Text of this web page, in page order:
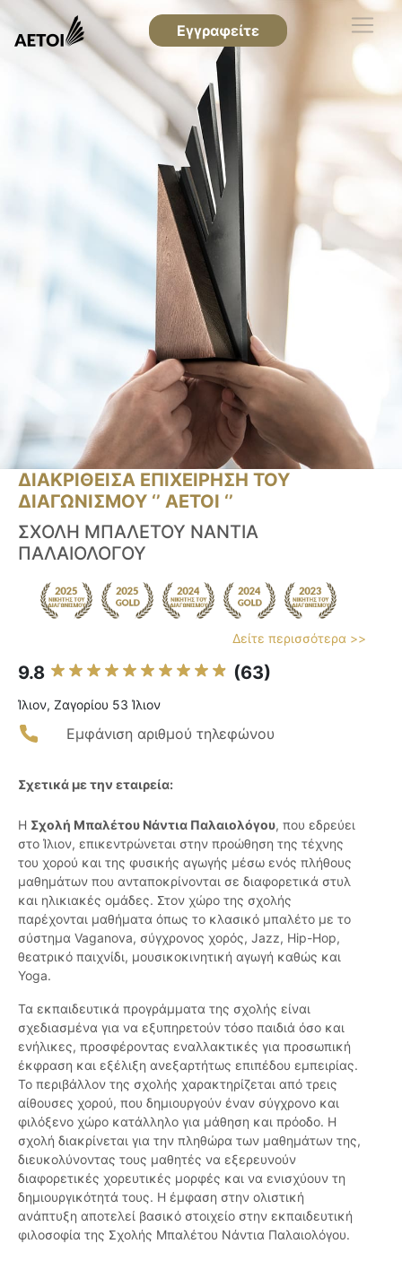
Εγγραφείτε
ΔΙΑΚΡΙΘΕΙΣΑ ΕΠΙΧΕΙΡΗΣΗ ΤΟΥ
ΔΙΑΓΩΝΙΣΜΟΥ ‘’ ΑΕΤΟΙ ‘’
ΣΧΟΛΗ ΜΠΑΛΕΤΟΥ ΝΑΝΤΙΑ
ΠΑΛΑΙΟΛΟΓΟΥ
Δείτε περισσότερα >>
9.8 (63)
Ίλιον, Ζαγορίου 53 Ίλιον
Εμφάνιση αριθμού τηλεφώνου
Σχετικά με την εταιρεία:
Η Σχολή Μπαλέτου Νάντια Παλαιολόγου, που εδρεύει
στο Ίλιον, επικεντρώνεται στην προώθηση της τέχνης
του χορού και της φυσικής αγωγής μέσω ενός πλήθους
μαθημάτων που ανταποκρίνονται σε διαφορετικά στυλ
και ηλικιακές ομάδες. Στον χώρο της σχολής
παρέχονται μαθήματα όπως το κλασικό μπαλέτο με το
σύστημα Vaganova, σύγχρονος χορός, Jazz, Hip-Hop,
θεατρικό παιχνίδι, μουσικοκινητική αγωγή καθώς και
Yoga.
Τα εκπαιδευτικά προγράμματα της σχολής είναι
σχεδιασμένα για να εξυπηρετούν τόσο παιδιά όσο και
ενήλικες, προσφέροντας εναλλακτικές για προσωπική
έκφραση και εξέλιξη ανεξαρτήτως επιπέδου εμπειρίας.
Το περιβάλλον της σχολής χαρακτηρίζεται από τρεις
αίθουσες χορού, που δημιουργούν έναν σύγχρονο και
φιλόξενο χώρο κατάλληλο για μάθηση και πρόοδο. Η
σχολή διακρίνεται για την πληθώρα των μαθημάτων της,
διευκολύνοντας τους μαθητές να εξερευνούν
διαφορετικές χορευτικές μορφές και να ενισχύουν τη
δημιουργικότητά τους. Η έμφαση στην ολιστική
ανάπτυξη αποτελεί βασικό στοιχείο στην εκπαιδευτική
φιλοσοφία της Σχολής Μπαλέτου Νάντια Παλαιολόγου.